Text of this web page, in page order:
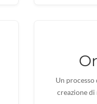
Un
creazione